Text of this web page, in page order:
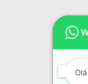
Olá